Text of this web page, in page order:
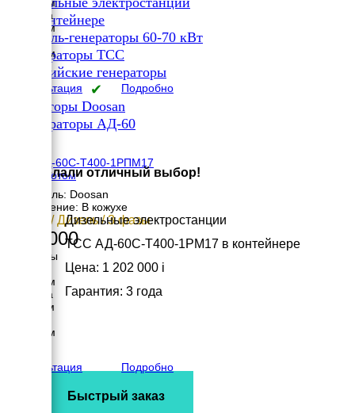
Ширина
1050 мм
1520 мм
Консультация
Подробно
ТСС АД-60С-Т400-1РПМ17
под капотом
Двигатель: Doosan
Исполнение: В кожухе
60 кВт / Дизель / 3 фазы
892 000
Размеры
2500 мм
Ширина
1143 мм
1672 мм
Консультация
Подробно
В контейнере
Дизель-генераторы 60-70 кВт
Генераторы ТСС
Российские генераторы
✔
Генераторы Doosan
Генераторы АД-60
Вы сделали отличный выбор!
Дизельные электростанции
ТСС АД-60С-Т400-1РМ17 в контейнере
Цена: 1 202 000 i
Гарантия: 3 года
Быстрый заказ